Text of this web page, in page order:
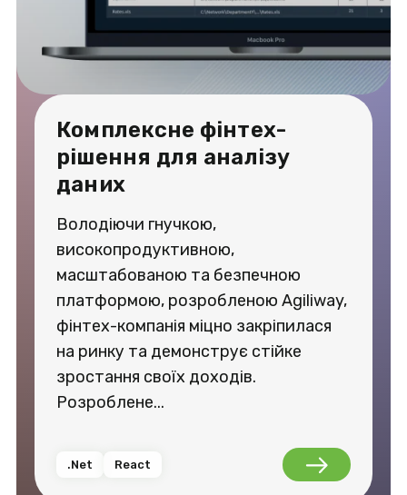
Комплексне фінтех-
рішення для аналізу
даних
Володіючи гнучкою,
високопродуктивною,
масштабованою та безпечною
платформою, розробленою Agiliway,
фінтех-компанія міцно закріпилася
на ринку та демонструє стійке
зростання своїх доходів.
Розроблене...
.Net React